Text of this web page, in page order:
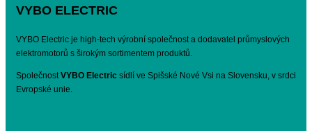
VYBO ELECTRIC
VYBO Electric je high-tech výrobní společnost a dodavatel průmyslových
elektromotorů s širokým sortimentem produktů.
Společnost VYBO Electric sídlí ve Spišské Nové Vsi na Slovensku, v srdci
Evropské unie.